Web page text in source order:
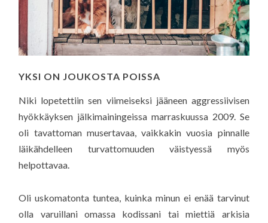
YKSI ON JOUKOSTA POISSA
Niki lopetettiin sen viimeiseksi jääneen aggressiivisen
hyökkäyksen jälkimainingeissa marraskuussa 2009. Se
oli tavattoman musertavaa, vaikkakin vuosia pinnalle
läikähdelleen turvattomuuden väistyessä myös
helpottavaa.
Oli uskomatonta tuntea, kuinka minun ei enää tarvinut
olla varuillani omassa kodissani tai miettiä arkisia